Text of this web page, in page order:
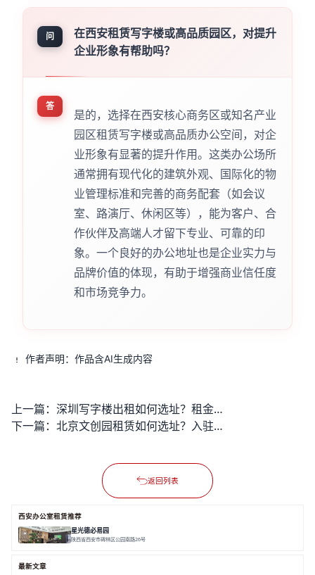
问
在西安租赁写字楼或高品质园区，对提升
企业形象有帮助吗？
答
是的，选择在西安核心商务区或知名产业
园区租赁写字楼或高品质办公空间，对企
业形象有显著的提升作用。这类办公场所
通常拥有现代化的建筑外观、国际化的物
业管理标准和完善的商务配套（如会议
室、路演厅、休闲区等），能为客户、合
作伙伴及高端人才留下专业、可靠的印
象。一个良好的办公地址也是企业实力与
品牌价值的体现，有助于增强商业信任度
和市场竞争力。
作者声明：作品含AI生成内容
上一篇：
深圳写字楼出租如何选址？租金预算与区域选择全解析
下一篇：
北京文创园租赁如何选址？入驻后如何实现高效运营？
返回列表
西安办公室租赁推荐
星光德必易园
陕西省西安市碑林区公园南路26号
最新文章